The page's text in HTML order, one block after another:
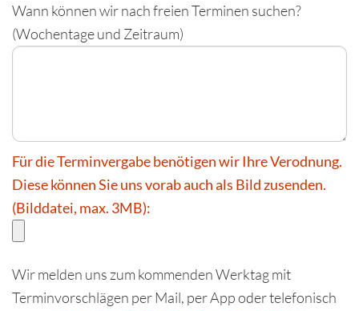
Wann können wir nach freien Terminen suchen?
(Wochentage und Zeitraum)
Für die Terminvergabe benötigen wir Ihre Verodnung.
Diese können Sie uns vorab auch als Bild zusenden.
(Bilddatei, max. 3MB):
Wir melden uns zum kommenden Werktag mit
Terminvorschlägen per Mail, per App oder telefonisch